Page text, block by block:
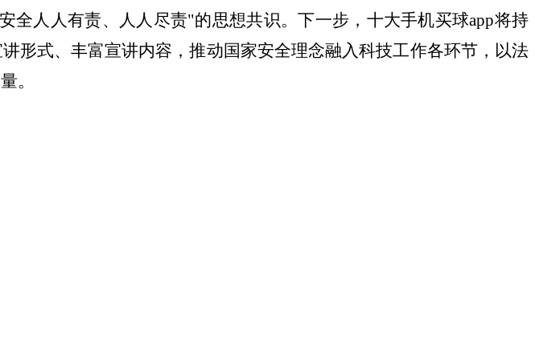
人人有责、人人尽责"的思想共识。下一步，十大手机买球app将持
形式、丰富宣讲内容，推动国家安全理念融入科技工作各环节，以法
。